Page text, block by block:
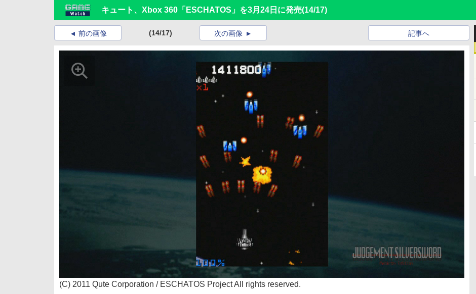
キュート、Xbox 360「ESCHATOS」を3月24日に発売(14/17)
前の画像 (14/17) 記事へ
次の画像
(C) 2011 Qute Corporation / ESCHATOS Project All rights reserved.